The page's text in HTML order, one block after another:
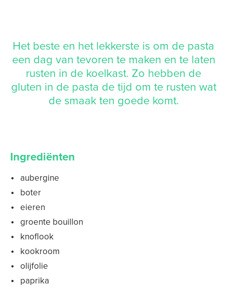
Het beste en het lekkerste is om de pasta
een dag van tevoren te maken en te laten
rusten in de koelkast. Zo hebben de
gluten in de pasta de tijd om te rusten wat
de smaak ten goede komt.
Ingrediënten
aubergine
boter
eieren
groente bouillon
knoflook
kookroom
olijfolie
paprika